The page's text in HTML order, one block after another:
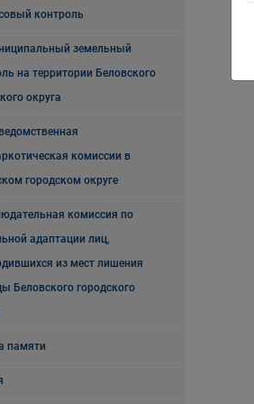
контроль
земельный
на территории Беловского
округа
комиссии в
городском округе
комиссия по
адаптации лиц,
из мест лишения
Беловского городского
памяти